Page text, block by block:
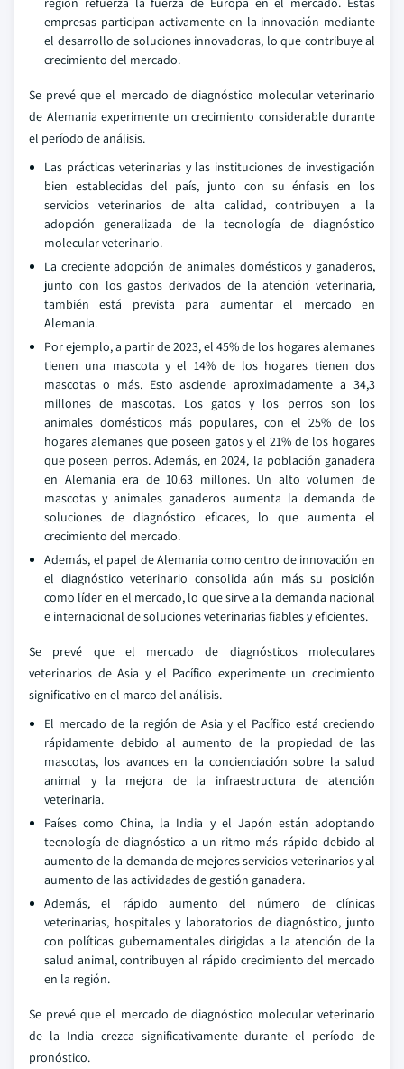
empresas participan activamente en la innovación mediante
el desarrollo de soluciones innovadoras, lo que contribuye al
crecimiento del mercado.
Se prevé que el mercado de diagnóstico molecular veterinario
de Alemania experimente un crecimiento considerable durante
el período de análisis.
Las prácticas veterinarias y las instituciones de investigación
bien establecidas del país, junto con su énfasis en los
servicios veterinarios de alta calidad, contribuyen a la
adopción generalizada de la tecnología de diagnóstico
molecular veterinario.
La creciente adopción de animales domésticos y ganaderos,
junto con los gastos derivados de la atención veterinaria,
también está prevista para aumentar el mercado en
Alemania.
Por ejemplo, a partir de 2023, el 45% de los hogares alemanes
tienen una mascota y el 14% de los hogares tienen dos
mascotas o más. Esto asciende aproximadamente a 34,3
millones de mascotas. Los gatos y los perros son los
animales domésticos más populares, con el 25% de los
hogares alemanes que poseen gatos y el 21% de los hogares
que poseen perros. Además, en 2024, la población ganadera
en Alemania era de 10.63 millones. Un alto volumen de
mascotas y animales ganaderos aumenta la demanda de
soluciones de diagnóstico eficaces, lo que aumenta el
crecimiento del mercado.
Además, el papel de Alemania como centro de innovación en
el diagnóstico veterinario consolida aún más su posición
como líder en el mercado, lo que sirve a la demanda nacional
e internacional de soluciones veterinarias fiables y eficientes.
Se prevé que el mercado de diagnósticos moleculares
veterinarios de Asia y el Pacífico experimente un crecimiento
significativo en el marco del análisis.
El mercado de la región de Asia y el Pacífico está creciendo
rápidamente debido al aumento de la propiedad de las
mascotas, los avances en la concienciación sobre la salud
animal y la mejora de la infraestructura de atención
veterinaria.
Países como China, la India y el Japón están adoptando
tecnología de diagnóstico a un ritmo más rápido debido al
aumento de la demanda de mejores servicios veterinarios y al
aumento de las actividades de gestión ganadera.
Además, el rápido aumento del número de clínicas
veterinarias, hospitales y laboratorios de diagnóstico, junto
con políticas gubernamentales dirigidas a la atención de la
salud animal, contribuyen al rápido crecimiento del mercado
en la región.
Se prevé que el mercado de diagnóstico molecular veterinario
de la India crezca significativamente durante el período de
pronóstico.